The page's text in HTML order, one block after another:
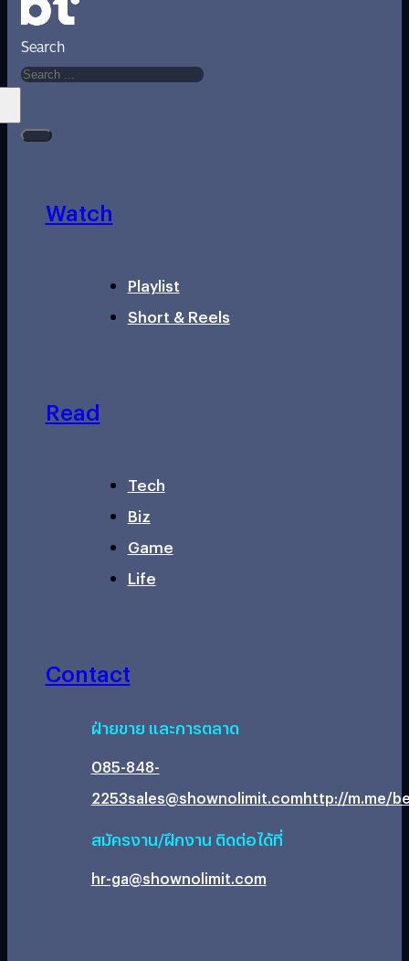
Search
Watch
Playlist
Short & Reels
Read
Tech
Biz
Game
Life
Contact
ฝ่ายขาย และการตลาด
085-848-
2253sales@shownolimit.comhttp://m.me/
สมัครงาน/ฝึกงาน ติดต่อได้ที่
hr-ga@shownolimit.com